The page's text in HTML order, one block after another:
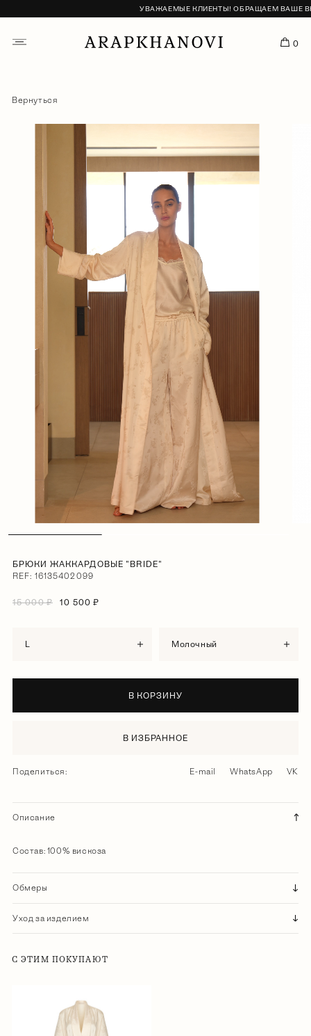
УВАЖАЕМЫЕ КЛИЕНТЫ! ОБРАЩАЕМ ВАШЕ
0
Вернуться
БРЮКИ ЖАККАРДОВЫЕ "BRIDE"
REF: 16135402099
15 000 ₽ 10 500 ₽
L молочный
В КОРЗИНУ
В ИЗБРАННОЕ
Поделиться: E-mail WhatsApp VK
Описание
Состав: 100% вискоза
Обмеры
Уход за изделием
С ЭТИМ ПОКУПАЮТ